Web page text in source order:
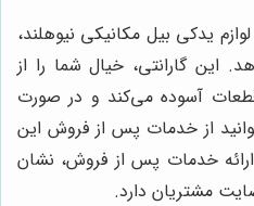
یدکی بیل مکانیکی نیوهلند،
این گارانتی، خیال شما را از
آسوده می‌کند و در صورت
از خدمات پس از فروش این
خدمات پس از فروش، نشان
مشتریان دارد.